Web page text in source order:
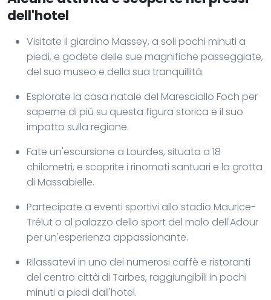
dell'hotel
Visitate il giardino Massey, a soli pochi minuti a
piedi, e godete delle sue magnifiche passeggiate,
del suo museo e della sua tranquillità.
Esplorate la casa natale del Maresciallo Foch per
saperne di più su questa figura storica e il suo
impatto sulla regione.
Fate un'escursione a Lourdes, situata a 18
chilometri, e scoprite i rinomati santuari e la grotta
di Massabielle.
Partecipate a eventi sportivi allo stadio Maurice-
Trélut o al palazzo dello sport del molo dell'Adour
per un'esperienza appassionante.
Rilassatevi in uno dei numerosi caffè e ristoranti
del centro città di Tarbes, raggiungibili in pochi
minuti a piedi dall'hotel.